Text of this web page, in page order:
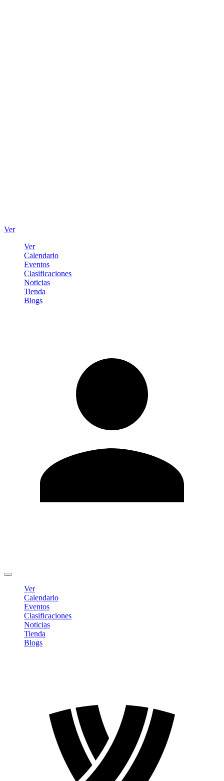
Ver
Ver
Calendario
Eventos
Clasificaciones
Noticias
Tienda
Blogs
Ver
Calendario
Eventos
Clasificaciones
Noticias
Tienda
Blogs